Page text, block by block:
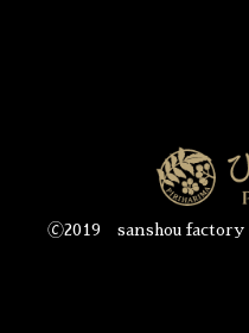
🄫2019 sanshou factory